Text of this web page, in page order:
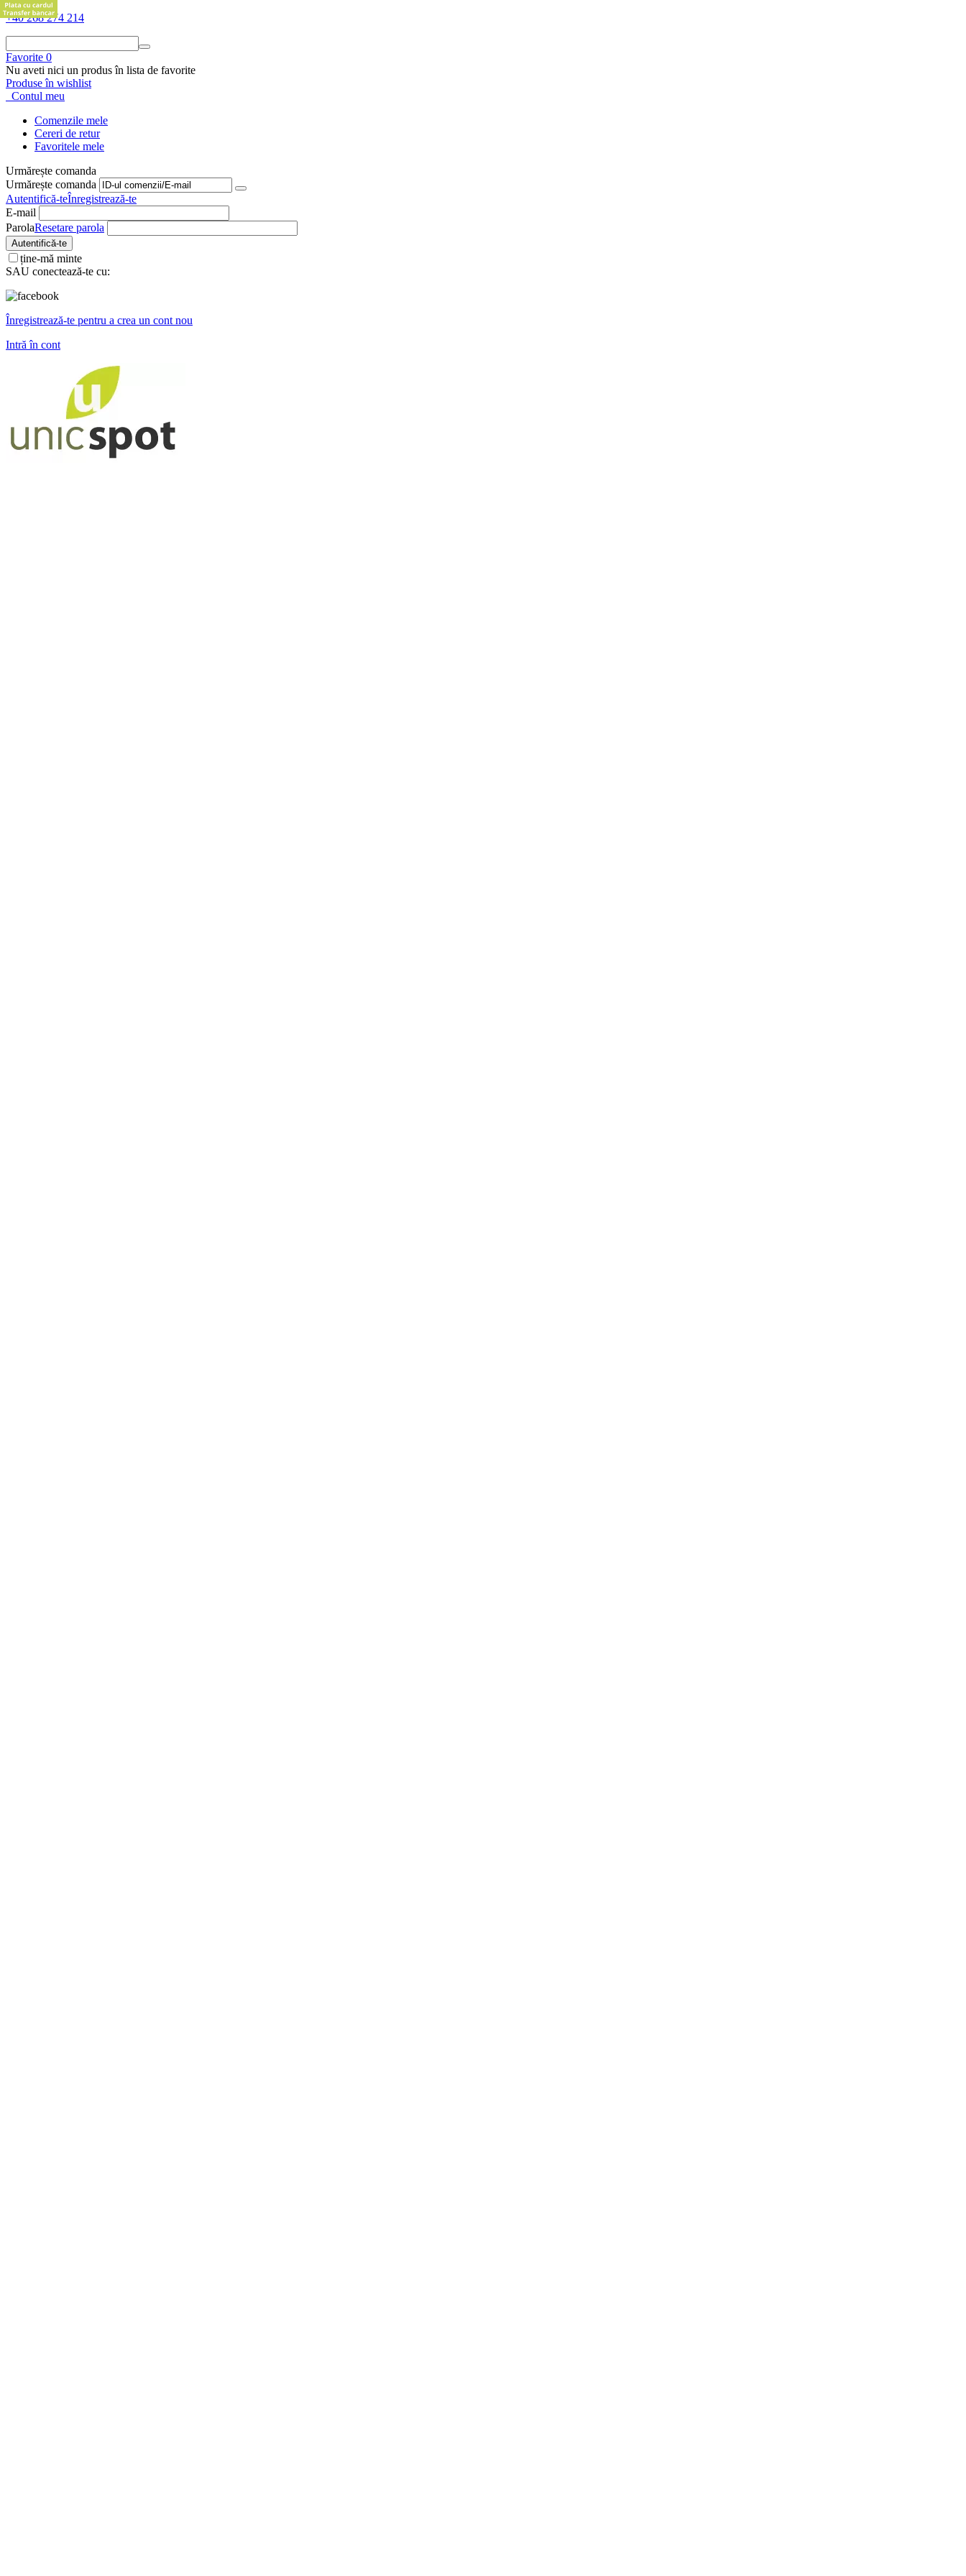
+40 268 274 214
Favorite 0
Nu aveti nici un produs în lista de favorite
Produse în wishlist
Contul meu
Comenzile mele
Cereri de retur
Favoritele mele
Urmărește comanda
Urmărește comanda
Autentifică-teÎnregistrează-te
E-mail
ParolaResetare parola
Autentifică-te
ține-mă minte
SAU conectează-te cu:
Înregistrează-te pentru a crea un cont nou
Intră în cont